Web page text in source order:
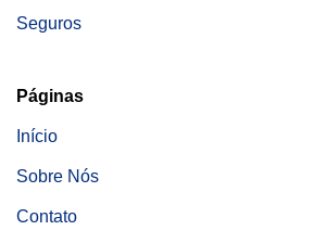
Seguros
Páginas
Início
Sobre Nós
Contato